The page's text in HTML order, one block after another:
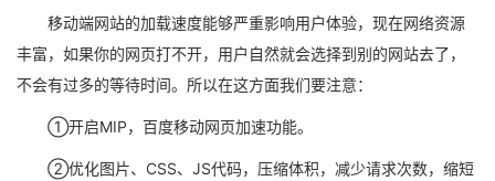
移动端网站的加载速度能够严重影响用户体验，现在网络资源
丰富，如果你的网页打不开，用户自然就会选择到别的网站去了，
不会有过多的等待时间。所以在这方面我们要注意：
①开启MIP，百度移动网页加速功能。
②优化图片、CSS、JS代码，压缩体积，减少请求次数，缩短